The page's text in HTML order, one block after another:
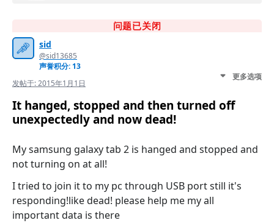
问题已关闭
sid
@sid13685
声誉积分: 13
发帖于:2015年1月1日
更多选项
It hanged, stopped and then turned off
unexpectedly and now dead!
My samsung galaxy tab 2 is hanged and stopped and
not turning on at all!
I tried to join it to my pc through USB port still it's
responding!like dead! please help me my all
important data is there